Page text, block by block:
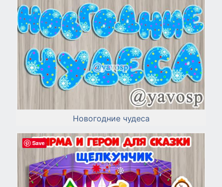
Новогодние чудеса
Save